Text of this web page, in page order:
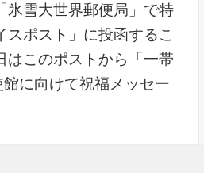
氷雪大世界郵便局」で特
ポスト」に投函するこ
はこのポストから「一帯
館に向けて祝福メッセー